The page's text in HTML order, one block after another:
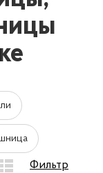
Фильтр